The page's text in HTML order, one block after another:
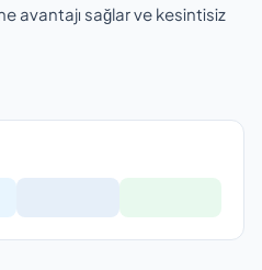
avantajı sağlar ve kesintisiz